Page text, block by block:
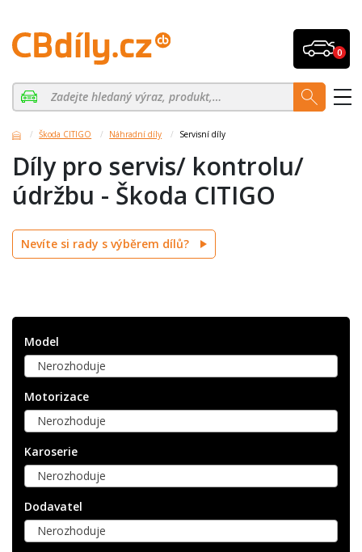
0
Škoda CITIGO Náhradní díly Servisní díly
Díly pro servis/ kontrolu/
údržbu - Škoda CITIGO
Nevíte si rady s výběrem dílů?
Model
Nerozhoduje
Motorizace
Nerozhoduje
Karoserie
Nerozhoduje
Dodavatel
Nerozhoduje